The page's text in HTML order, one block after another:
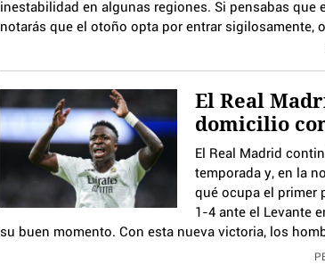
inestabilidad en algunas regiones. Si pensabas que
notarás que el otoño opta por entrar sigilosamente,
El Real
domicilio
El Real Madrid
temporada y, en la
qué ocupa el primer
1-4 ante el Levante
su buen momento. Con esta nueva victoria, los